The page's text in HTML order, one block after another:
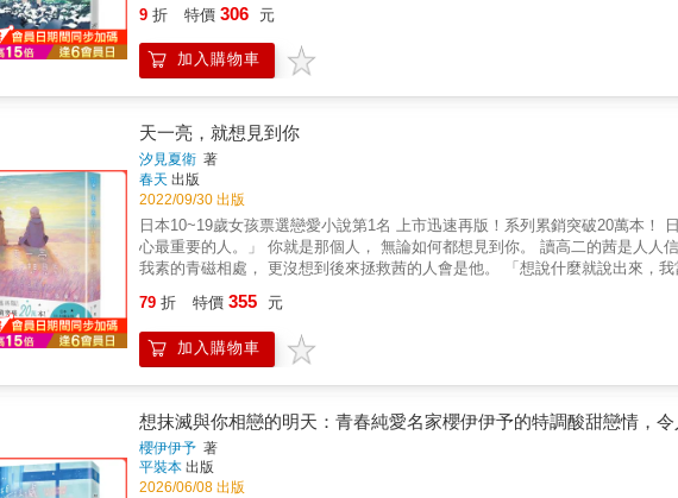
9 折 特價 306 元
加入購物車
天一亮，就想見到你
汐見夏衛 著
春天 出版
2022/09/30 出版
日本10~19歲女孩票選戀愛小說第1名 上市迅速再版！系列累銷突破20萬本！ 日本野草莓大奬得獎作 「聽說，在天亮時想要見的那個人，就是內
心最重要的人。」 你就是那個人， 無論如何都想見到你。 讀高二的茜是人人信賴的好學生，卻被坐隔壁桌的青磁嫌棄。 茜不知道該如何跟我行
我素的青磁相處， 更沒想到後來拯救茜的人會是他。 「想說什麼就說出來，我當你的聽眾。」 其實，茜裝成好學生是有原因的，而青磁也身懷祕
79 折 特價 355 元
加入購物車
想抹滅與你相戀的明天：青春純愛名家櫻伊伊予的特調酸甜戀情，
櫻伊伊予 著
平裝本 出版
2026/06/08 出版